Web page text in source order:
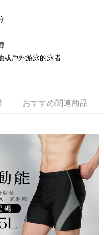
いては、後続の取引確認ページ
い場合や審査が通過しない場
「転専審査」に未通過の状況が
ていないことを意味し、評価
信します。
以下「当社」といいます）によ
ビスを通じて商品やサービスを
い売買の債権を当社に譲渡した
支払うことになります。
目的から、店舗はあなたの個人
湾大哥大に提供し、収集、処理
と分割請求書に必要な情報の確
、以下のリンクを参照してくだ
はご指定の住所に配送されま
SMSが届きます。アプリ会員
きます。
品を確かめてから、SMSまた
お支払い期限を最長 45 日以内
、AFTEEで延長できる日数をも
商品を受け取るまで支払い期限
れない場合があります（例：予
そのため、商品到着の有無に関
払いください。
び当社の審査の結果に基づ
。
，可於會員專區綁定中華電信
料
料
無料
無料
或戶外游泳的泳者
おすすめ関連商品